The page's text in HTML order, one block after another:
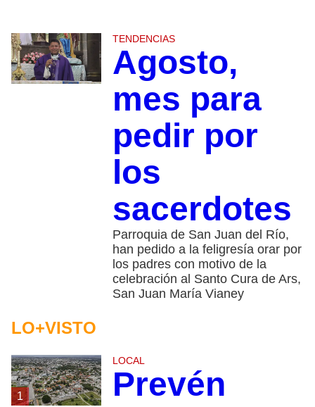
TENDENCIAS
Agosto,
mes para
pedir por
los
sacerdotes
Parroquia de San Juan del Río,
han pedido a la feligresía orar por
los padres con motivo de la
celebración al Santo Cura de Ars,
San Juan María Vianey
LO+VISTO
1
LOCAL
Prevén